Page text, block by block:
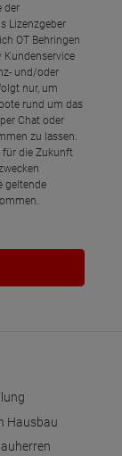
der
Lizenzgeber
OT Behringen
Kundenservice
und/oder
nur, um
rund um das
Chat oder
zu lassen.
für die Zukunft
geltende
Hausbau